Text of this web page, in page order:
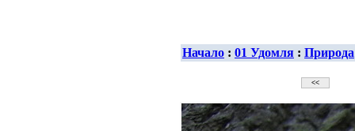
Начало : 01 Удомля : Природа